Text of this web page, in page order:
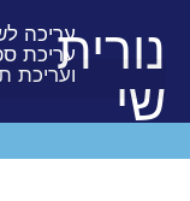
נורית
שי
עריכה
עריכת
ועריכת